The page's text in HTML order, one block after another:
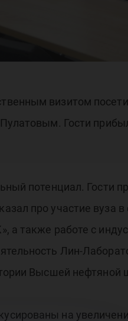
визитом
Гости
потенциал. Гости
про участие вуза
а также работе с
Лин-
Высшей нефтяной
на